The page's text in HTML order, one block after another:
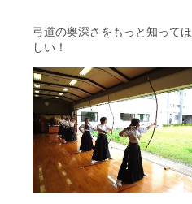
弓道の奥深さをもっと知ってほ
しい！